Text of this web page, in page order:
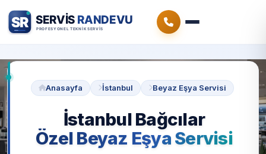
Anasayfa İstanbul Beyaz Eşya Servisi
İstanbul Bağcılar
Özel Beyaz Eşya Servisi